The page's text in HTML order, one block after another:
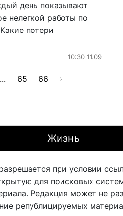
день показывают
нелегкой работы по
потери
10:30 11.09
... 65 66 ›
Жизнь
при условии
для поисковых
Редакция может не
републицируемых